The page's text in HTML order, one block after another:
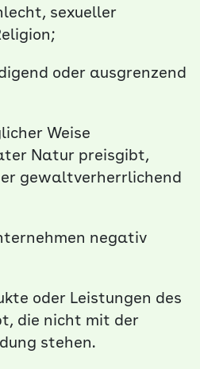
sexueller
oder ausgrenzend
Weise
Natur preisgibt,
gewaltverherrlichend
negativ
oder Leistungen des
die nicht mit der
stehen.